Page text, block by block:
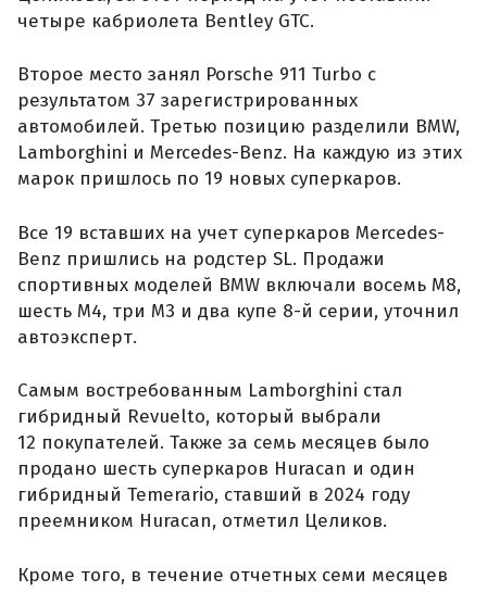
четыре кабриолета Bentley GTC.
Второе место занял Porsche 911 Turbo с
результатом 37 зарегистрированных
автомобилей. Третью позицию разделили BMW,
Lamborghini и Mercedes-Benz. На каждую из этих
марок пришлось по 19 новых суперкаров.
Все 19 вставших на учет суперкаров Mercedes-
Benz пришлись на родстер SL. Продажи
спортивных моделей BMW включали восемь M8,
шесть M4, три M3 и два купе 8-й серии, уточнил
автоэксперт.
Самым востребованным Lamborghini стал
гибридный Revuelto, который выбрали
12 покупателей. Также за семь месяцев было
продано шесть суперкаров Huracan и один
гибридный Temerario, ставший в 2024 году
преемником Huracan, отметил Целиков.
Кроме того, в течение отчетных семи месяцев